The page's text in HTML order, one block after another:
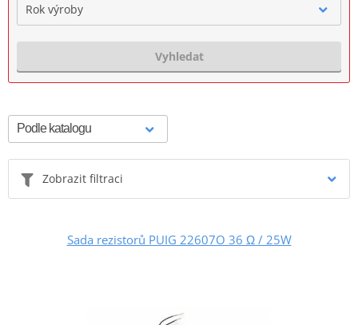
Rok výroby
Vyhledat
Zobrazit filtraci
Sada rezistorů PUIG 22607O 36 Ω / 25W